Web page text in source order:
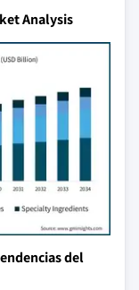
Analysis
del